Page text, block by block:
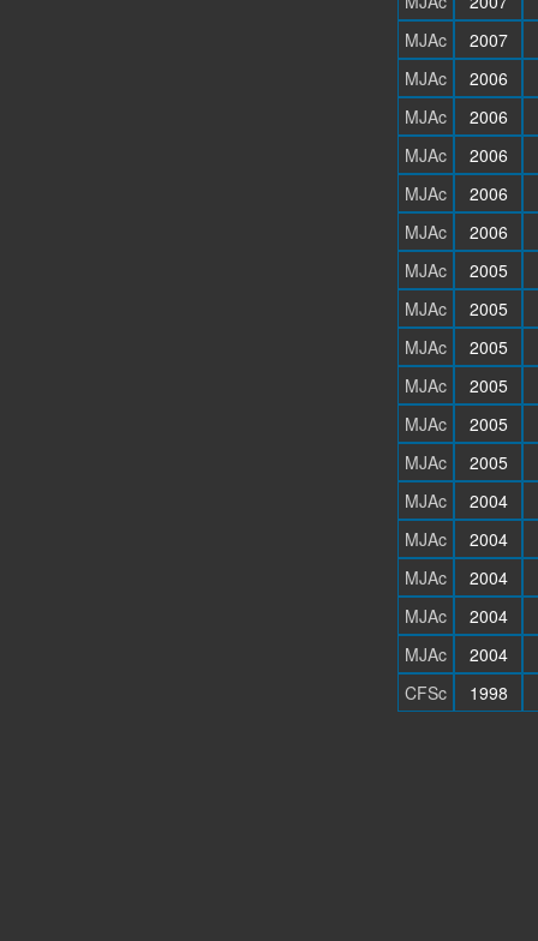
MJAc
2007
MJAc
2006
MJAc
2006
MJAc
2006
MJAc
2006
MJAc
2006
MJAc
2005
MJAc
2005
MJAc
2005
MJAc
2005
MJAc
2005
MJAc
2005
MJAc
2004
MJAc
2004
MJAc
2004
MJAc
2004
MJAc
2004
CFSc
1998